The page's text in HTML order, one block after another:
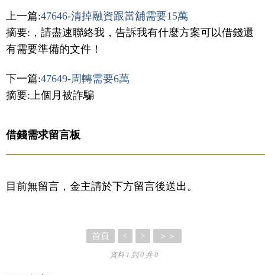
上一篇:47646-清掉融資跟當舖需要15萬
摘要:，請盡速聯絡我，告訴我有什麼方案可以借錢還
有需要準備的文件！
下一篇:47649-周轉需要6萬
摘要:上個月被詐騙
借錢需求留言板
目前無留言，金主請於下方留言後送出。
首頁 < > ＞＞
資料 1 到 0 共 0